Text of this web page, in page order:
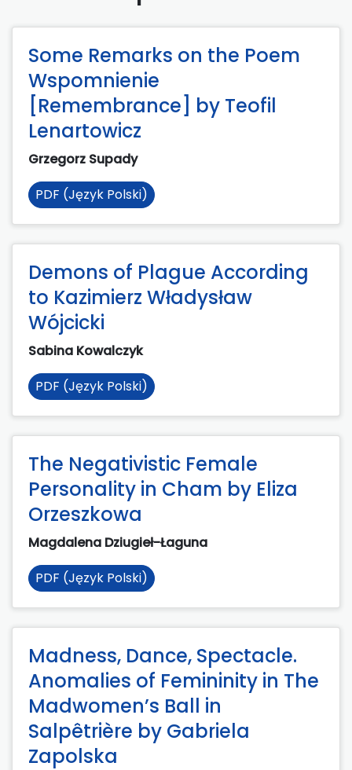
Some Remarks on the Poem
Wspomnienie
[Remembrance] by Teofil
Lenartowicz
Grzegorz Supady
PDF (Język Polski)
Demons of Plague According
to Kazimierz Władysław
Wójcicki
Sabina Kowalczyk
PDF (Język Polski)
The Negativistic Female
Personality in Cham by Eliza
Orzeszkowa
Magdalena Dziugieł-Łaguna
PDF (Język Polski)
Madness, Dance, Spectacle.
Anomalies of Femininity in The
Madwomen’s Ball in
Salpêtrière by Gabriela
Zapolska